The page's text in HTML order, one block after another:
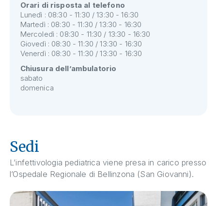
Orari di risposta al telefono
Lunedì : 08:30 - 11:30 / 13:30 - 16:30
Martedì : 08:30 - 11:30 / 13:30 - 16:30
Mercoledì : 08:30 - 11:30 / 13:30 - 16:30
Giovedì : 08:30 - 11:30 / 13:30 - 16:30
Venerdì : 08:30 - 11:30 / 13:30 - 16:30
Chiusura dell’ambulatorio
sabato
domenica
Sedi
L’infettivologia pediatrica viene presa in carico presso
l’Ospedale Regionale di Bellinzona (San Giovanni).